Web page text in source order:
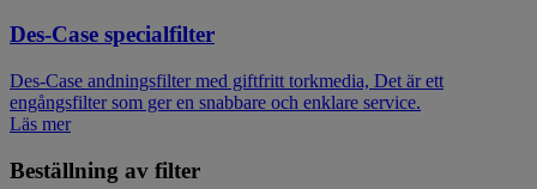
Des-Case specialfilter
Des-Case andningsfilter med giftfritt torkmedia, Det är ett
engångsfilter som ger en snabbare och enklare service.
Läs mer
Beställning av filter